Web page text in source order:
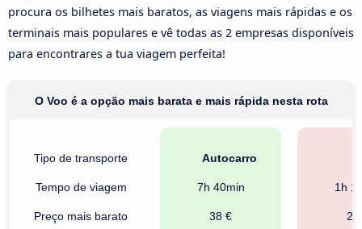
procura os bilhetes mais baratos, as viagens mais rápidas e os
terminais mais populares e vê todas as 2 empresas disponíveis
para encontrares a tua viagem perfeita!
O Voo é a opção mais barata e mais rápida nesta rota
Tipo de transporte
Tempo de viagem
Preço mais barato
Autocarro
7h 40min
38 €
1h
25